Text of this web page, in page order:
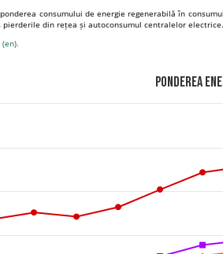
consumului de energie regenerabilă în
pierderile din rețea și autoconsumul centralelor electrice.
Ponderea